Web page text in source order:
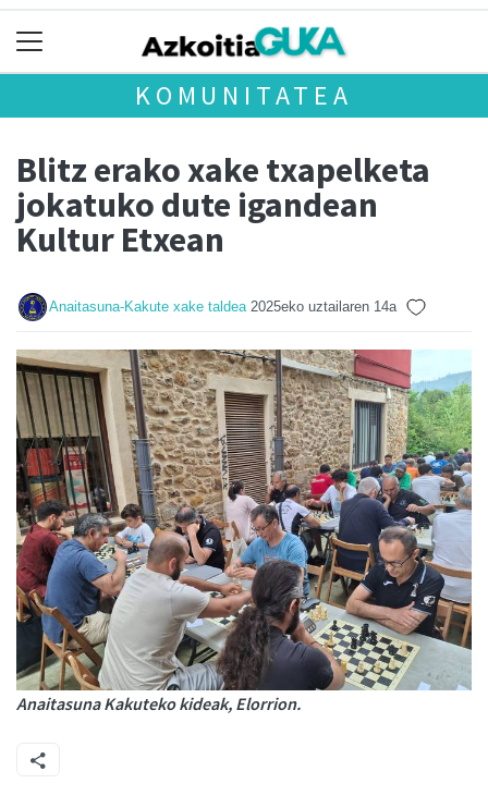
KOMUNITATEA
Blitz erako xake txapelketa
jokatuko dute igandean
Kultur Etxean
Anaitasuna-Kakute xake taldea 2025eko uztailaren 14a
Anaitasuna Kakuteko kideak, Elorrion.